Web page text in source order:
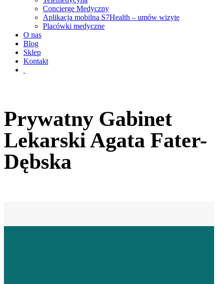
Concierge Medyczny
Aplikacja mobilna S7Health – umów wizytę
Placówki medyczne
O nas
Blog
Sklep
Kontakt
Prywatny Gabinet
Lekarski Agata Fater-
Dębska